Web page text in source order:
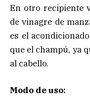
En otro recipiente
de vinagre de
es el
que el champú, ya
al cabello.
Modo de uso: